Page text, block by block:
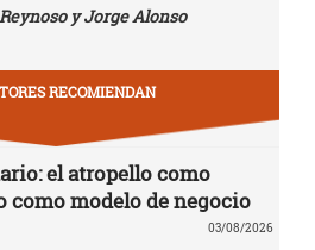
y Jorge Alonso
RECOMIENDAN
el atropello como
como modelo de negocio
03/08/2026